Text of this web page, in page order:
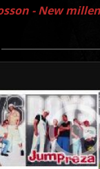
- New